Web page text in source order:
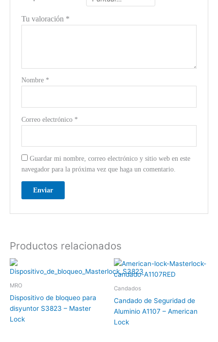
Tu valoración *
Nombre *
Correo electrónico *
Guardar mi nombre, correo electrónico y sitio web en este
navegador para la próxima vez que haga un comentario.
Productos relacionados
MRO
Dispositivo de bloqueo para
disyuntor S3823 – Master
Lock
Candados
Candado de Seguridad de
Aluminio A1107 – American
Lock